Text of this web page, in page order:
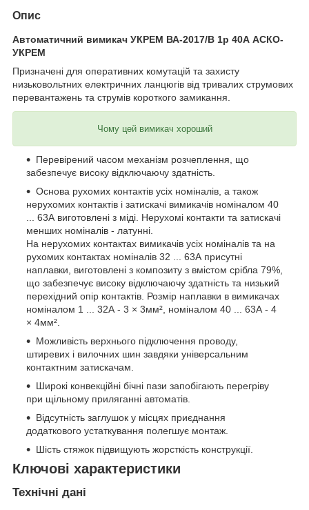
Опис
Автоматичний вимикач УКРЕМ ВА-2017/B 1р 40А АСКО-
УКРЕМ
Призначені для оперативних комутацій та захисту
низьковольтних електричних ланцюгів від тривалих струмових
перевантажень та струмів короткого замикання.
Чому цей вимикач хороший
Перевірений часом механізм розчеплення, що
забезпечує високу відключаючу здатність.
Основа рухомих контактів усіх номіналів, а також
нерухомих контактів і затискачі вимикачів номіналом 40
... 63А виготовлені з міді. Нерухомі контакти та затискачі
менших номіналів - латунні.
На нерухомих контактах вимикачів усіх номіналів та на
рухомих контактах номіналів 32 ... 63А присутні
наплавки, виготовлені з композиту з вмістом срібла 79%,
що забезпечує високу відключаючу здатність та низький
перехідний опір контактів. Розмір наплавки в вимикачах
номіналом 1 ... 32А - 3 × 3мм², номіналом 40 ... 63А - 4
× 4мм².
Можливість верхнього підключення проводу,
штиревих і вилочних шин завдяки універсальним
контактним затискачам.
Широкі конвекційні бічні пази запобігають перегріву
при щільному приляганні автоматів.
Відсутність заглушок у місцях приєднання
додаткового устаткування полегшує монтаж.
Шість стяжок підвищують жорсткість конструкції.
Ключові характеристики
Технічні дані